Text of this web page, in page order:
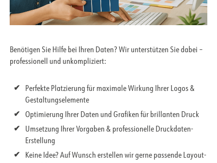
Benötigen Sie Hilfe bei Ihren Daten? Wir unterstützen Sie dabei –
professionell und unkompliziert:
Perfekte Platzierung für maximale Wirkung Ihrer Logos &
Gestaltungselemente
Optimierung Ihrer Daten und Grafiken für brillanten Druck
Umsetzung Ihrer Vorgaben & professionelle Druckdaten-
Erstellung
Keine Idee? Auf Wunsch erstellen wir gerne passende Layout-